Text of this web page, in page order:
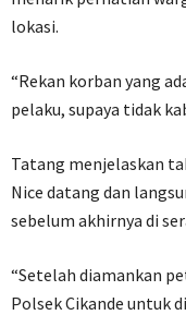
lokasi.
“Rekan korban yang
pelaku, supaya tidak
Tatang menjelaskan
Nice datang dan
sebelum akhirnya di
“Setelah diamankan
Polsek Cikande untuk